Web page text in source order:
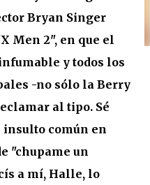
Bryan Singer
Men 2", en que el
y todos los
-no sólo la Berry
al tipo. Sé
insulto común en
"chupame un
a mí, Halle, lo